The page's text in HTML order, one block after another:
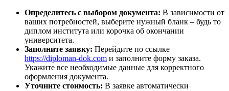
Определитесь с выбором документа: В зависимости от
ваших потребностей, выберите нужный бланк – будь то
диплом института или корочка об окончании
университета.
Заполните заявку: Перейдите по ссылке
https://diploman-dok.com и заполните форму заказа.
Укажите все необходимые данные для корректного
оформления документа.
Уточните стоимость: В заявке автоматически